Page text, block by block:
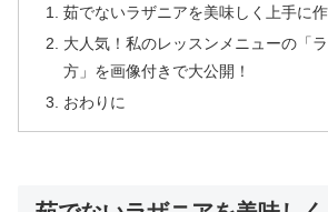
茹でないラザニアを美味しく上手に
大人気！私のレッスンメニューの「
方」を画像付きで大公開！
おわりに